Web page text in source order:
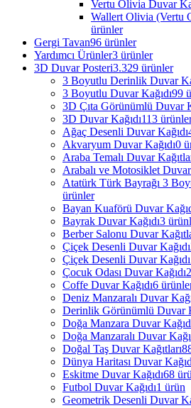
Vertu Olivia Duvar
Wallert Olivia (Vertu
ürünler
Gergi Tavan96 ürünler
Yardımcı Ürünler3 ürünler
3D Duvar Posteri3.329 ürünler
3 Boyutlu Derinlik Duvar
3 Boyutlu Duvar Kağıdı99
3D Çıta Görünümlü Duvar
3D Duvar Kağıdı113
Ağaç Desenli Duvar Kağıdı
Akvaryum Duvar Kağıdı0
Araba Temalı Duvar
Arabalı ve Motosiklet Duvar
Atatürk Türk Bayrağı 3
ürünler
Bayan Kuaförü Duvar
Bayrak Duvar Kağıdı3
Berber Salonu Duvar
Çiçek Desenli Duvar Kağıdı
Çiçek Desenli Duvar
Çocuk Odası Duvar Kağıdı
Coffe Duvar Kağıdı6
Deniz Manzaralı Duvar
Derinlik Görünümlü Duvar
Doğa Manzara Duvar
Doğa Manzaralı Duvar
Doğal Taş Duvar Kağıtları
Dünya Haritası Duvar
Eskitme Duvar Kağıdı68
Futbol Duvar Kağıdı1 ürün
Geometrik Desenli Duvar